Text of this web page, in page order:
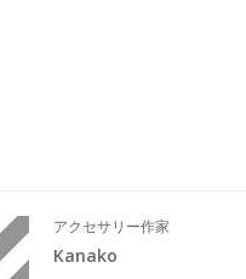
アクセサリー作家
Kanako